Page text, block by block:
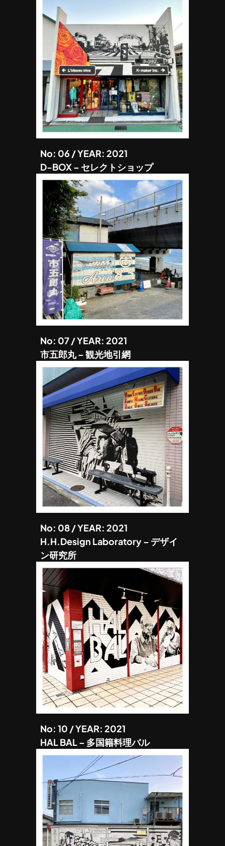
No: 06 / YEAR: 2021
D-BOX – セレクトショップ
No: 07 / YEAR: 2021
市五郎丸 – 観光地引網
No: 08 / YEAR: 2021
H.H.Design Laboratory – デザイ
ン研究所
No: 10 / YEAR: 2021
HAL BAL – 多国籍料理バル